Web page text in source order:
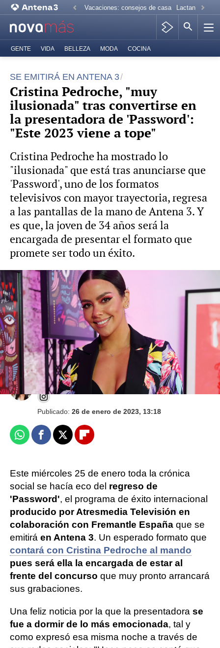
Vacaciones: consejos de casa Lactancia
GENTE VIDA BELLEZA MODA COCINA
SE EMITIRÁ EN ANTENA 3
Cristina Pedroche, "muy
ilusionada" tras convertirse en
la presentadora de 'Password':
"Este 2023 viene a tope"
Cristina Pedroche ha mostrado lo
"ilusionada" que está tras anunciarse que
'Password', uno de los formatos
televisivos con mayor trayectoria, regresa
a las pantallas de la mano de Antena 3. Y
es que, la joven de 34 años será la
encargada de presentar el formato que
promete ser todo un éxito.
La foto de Dabiz Muñoz dándole un beso a
Cristina Pedroche en su tripita de
embarazada: "Lo mejor está por llegar"
Mariam Armiñana
Publicado: 26 de enero de 2023, 13:18
WhatsappFacebook
X Flipboard
Este miércoles 25 de enero toda la crónica
social se hacía eco del regreso de
'Password', el programa de éxito internacional
producido por Atresmedia Televisión en
colaboración con Fremantle España que se
emitirá en Antena 3. Un esperado formato que
contará con Cristina Pedroche al mando
pues será ella la encargada de estar al
frente del concurso que muy pronto arrancará
sus grabaciones.
Una feliz noticia por la que la presentadora se
fue a dormir de lo más emocionada, tal y
como expresó esa misma noche a través de